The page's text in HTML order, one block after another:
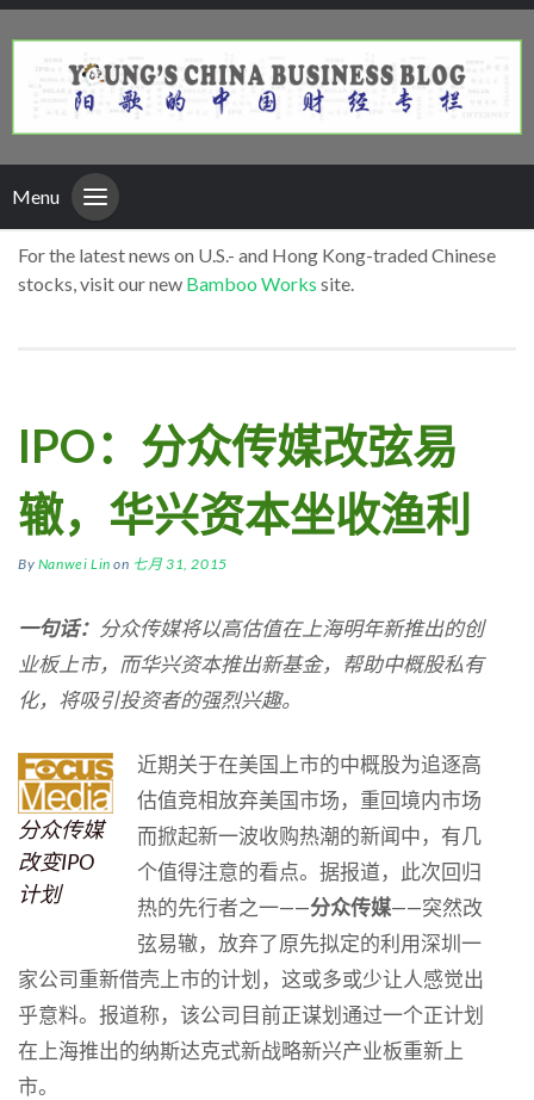
Menu
For the latest news on U.S.- and Hong Kong-traded Chinese
stocks, visit our new Bamboo Works site.
IPO：分众传媒改弦易
辙，华兴资本坐收渔利
By Nanwei Lin on 七月 31, 2015
一句话： 分众传媒将以高估值在上海明年新推出的创
业板上市，而华兴资本推出新基金，帮助中概股私有
化，将吸引投资者的强烈兴趣。
分众传媒
改变IPO
计划
近期关于在美国上市的中概股为追逐高
估值竞相放弃美国市场，重回境内市场
而掀起新一波收购热潮的新闻中，有几
个值得注意的看点。据报道，此次回归
热的先行者之一——分众传媒——突然改
弦易辙，放弃了原先拟定的利用深圳一
家公司重新借壳上市的计划，这或多或少让人感觉出
乎意料。报道称，该公司目前正谋划通过一个正计划
在上海推出的纳斯达克式新战略新兴产业板重新上
市。